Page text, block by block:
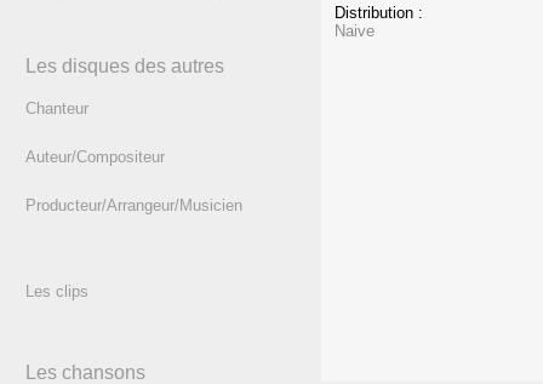
Les disques des autres
Chanteur
Auteur/Compositeur
Producteur/Arrangeur/Musicien
Les clips
Les chansons
Distribution :
Naive